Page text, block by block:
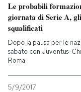
Le probabili
giornata di Serie A,
squalificati
Dopo la pausa per le
sabato con Juventus-
Roma
5/9/2017